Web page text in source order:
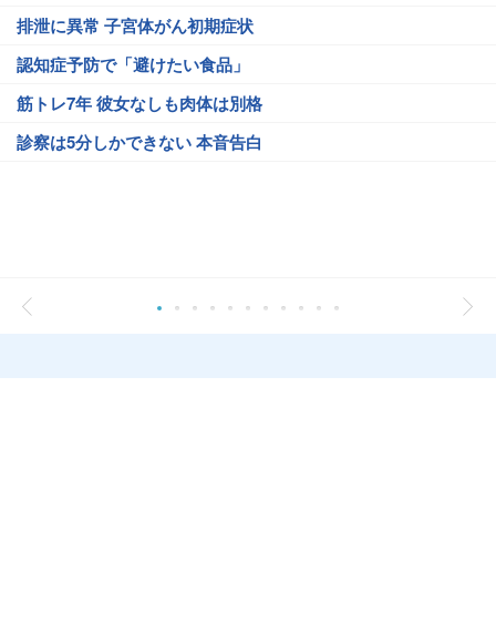
排泄に異常 子宮体がん初期症状
認知症予防で「避けたい食品」
筋トレ7年 彼女なしも肉体は別格
診察は5分しかできない 本音告白